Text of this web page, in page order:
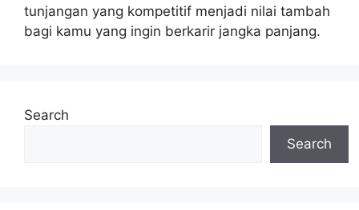
tunjangan yang kompetitif menjadi nilai tambah
bagi kamu yang ingin berkarir jangka panjang.
Search
Search